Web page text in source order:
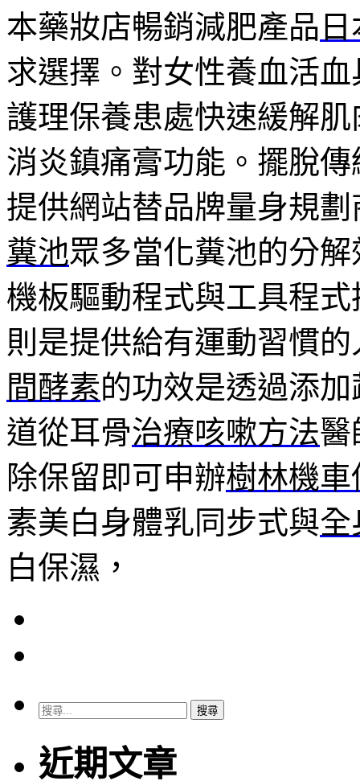
本藥妝店暢銷減肥產品
求選擇。對女性養血活
護理保養患處快速緩解
消炎鎮痛膏功能。擺脫
提供網站替品牌量身規
糞池眾多當化糞池的分
機板驅動程式與工具程
則是提供給有運動習慣
間酵素的功效是透過添
道從耳骨治療咳嗽方法醫
除保留即可申辦樹林機車
素美白身體乳同步式與全
白保濕，
搜
關
鍵
近期文章